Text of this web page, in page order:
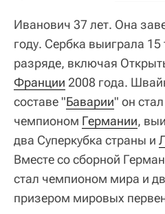
Иванович 37 лет. Она
году. Сербка выиграла
разряде, включая
Франции 2008 года.
составе "Баварии" он
чемпионом Германии,
два Суперкубка страны и
Вместе со сборной
стал чемпионом мира и
призером мировых